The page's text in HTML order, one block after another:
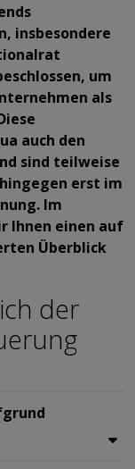
insbesondere
um
als
auch den
sind teilweise
erst im
Im
Ihnen einen auf
Überblick
der